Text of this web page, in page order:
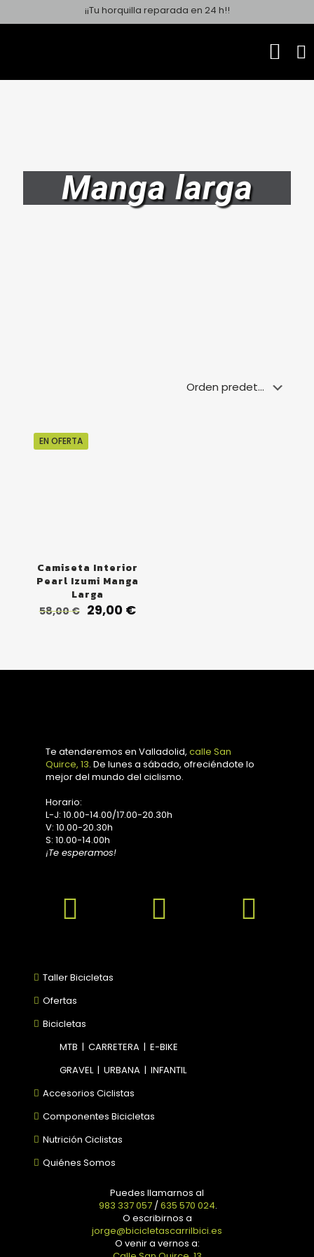
¡¡Tu horquilla reparada en 24 h!!
Manga larga
EN OFERTA
Camiseta Interior
Pearl Izumi Manga
Larga
58,00€ El
29,00 €El
Te atenderemos en Valladolid, calle San
Quirce, 13. De lunes a sábado, ofreciéndote lo
mejor del mundo del ciclismo.
Horario:
L-J: 10.00-14.00/17.00-20.30h
V: 10.00-20.30h
S: 10.00-14.00h
¡Te esperamos!
Taller Bicicletas
Ofertas
Bicicletas
MTB | CARRETERA | E-BIKE
GRAVEL| URBANA | INFANTIL
Accesorios Ciclistas
Componentes Bicicletas
Nutrición Ciclistas
Quiénes Somos
Puedes llamarnos al
983 337 057 / 635 570 024.
O escribirnos a
jorge@bicicletascarrilbici.es
O venir a vernos a: